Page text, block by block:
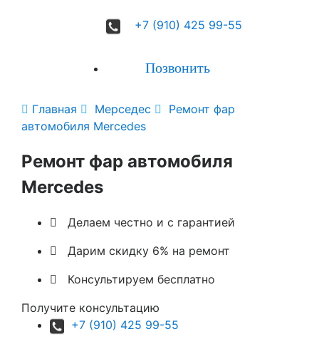
+7 (910) 425 99-55
Позвонить
 Главная  Мерседес 
Ремонт фар
автомобиля Mercedes
Ремонт фар автомобиля
Mercedes
 Делаем честно и с гарантией
 Дарим скидку 6% на ремонт
 Консультируем бесплатно
Получите консультацию
+7 (910) 425 99-55